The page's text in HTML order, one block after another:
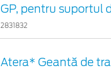
GP, pentru suportul
2831832
Atera* Geantă de